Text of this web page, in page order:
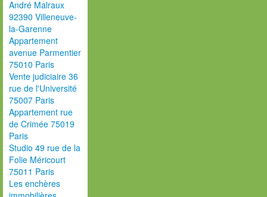
André Malraux
92390 Villeneuve-
la-Garenne
Appartement
avenue Parmentier
75010 Paris
Vente judiciaire 36
rue de l'Université
75007 Paris
Appartement rue
de Crimée 75019
Paris
Studio 49 rue de la
Folie Méricourt
75011 Paris
Les enchères